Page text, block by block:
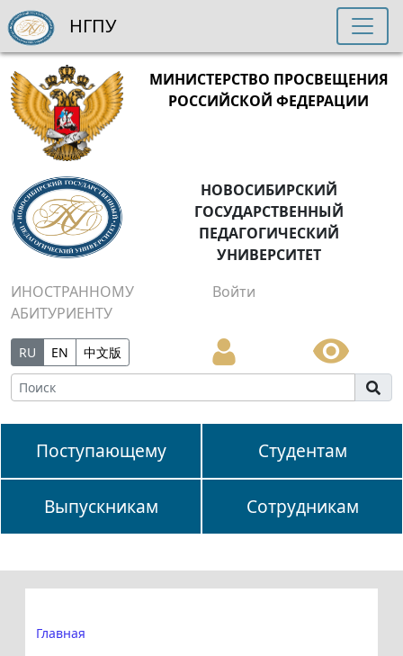
МИНИСТЕРСТВО ПРОСВЕЩЕНИЯ
РОССИЙСКОЙ ФЕДЕРАЦИИ
НОВОСИБИРСКИЙ
ГОСУДАРСТВЕННЫЙ
ПЕДАГОГИЧЕСКИЙ
УНИВЕРСИТЕТ
ИНОСТРАННОМУ
АБИТУРИЕНТУ
Войти
RU EN 中文版
Поступающему Студентам
Выпускникам Сотрудникам
НГПУ
Главная